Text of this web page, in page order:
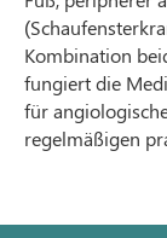
Kombination
fungiert die
für
regelmäßigen